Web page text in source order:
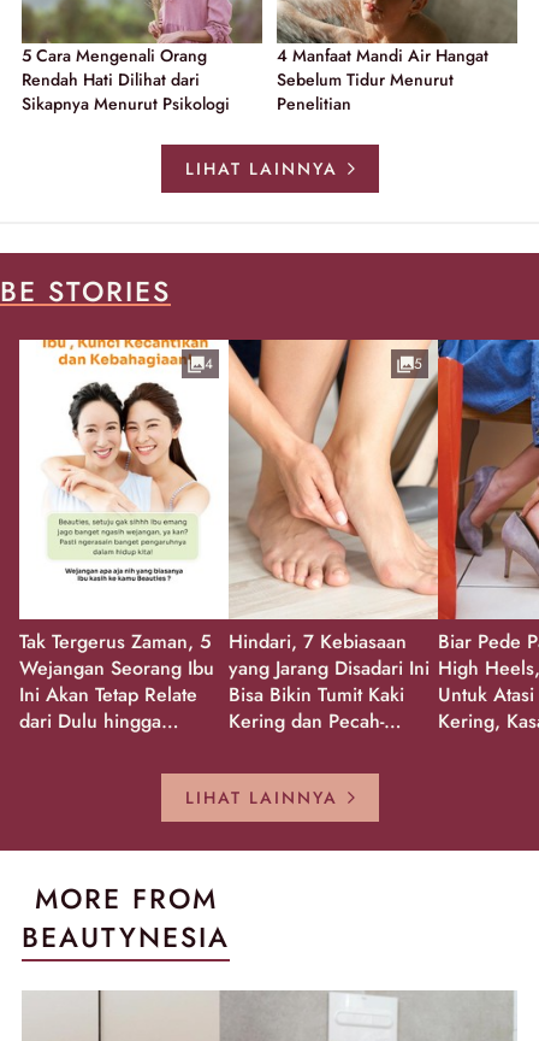
5 Cara Mengenali Orang
Rendah Hati Dilihat dari
Sikapnya Menurut Psikologi
4 Manfaat Mandi Air Hangat
Sebelum Tidur Menurut
Penelitian
LIHAT LAINNYA
BE STORIES
Tak Tergerus Zaman, 5
Wejangan Seorang Ibu
Ini Akan Tetap Relate
dari Dulu hingga
4
Hindari, 7 Kebiasaan
yang Jarang Disadari Ini
Bisa Bikin Tumit Kaki
Kering dan Pecah-
5
Biar Pede
High
Untuk
Kering,
LIHAT LAINNYA
MORE FROM
BEAUTYNESIA